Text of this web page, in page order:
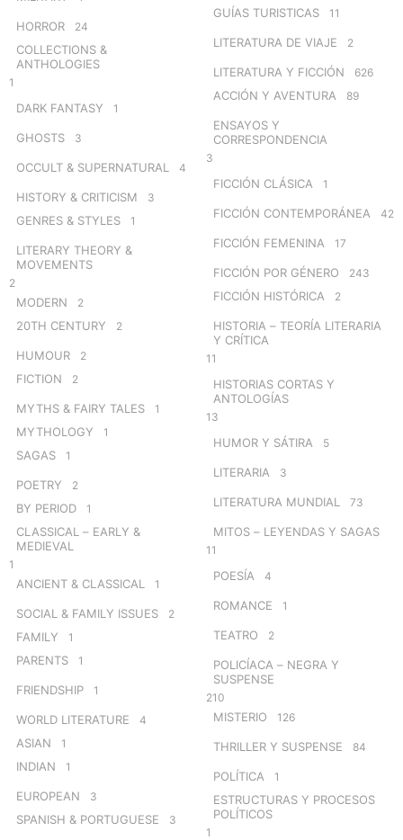
HORROR 24
COLLECTIONS &
ANTHOLOGIES
1
DARK FANTASY 1
GHOSTS 3
OCCULT & SUPERNATURAL 4
HISTORY & CRITICISM 3
GENRES & STYLES 1
LITERARY THEORY &
MOVEMENTS
2
MODERN 2
20TH CENTURY 2
HUMOUR 2
FICTION 2
MYTHS & FAIRY TALES 1
MYTHOLOGY 1
SAGAS 1
POETRY 2
BY PERIOD 1
CLASSICAL – EARLY &
MEDIEVAL
1
ANCIENT & CLASSICAL 1
SOCIAL & FAMILY ISSUES 2
FAMILY 1
PARENTS 1
FRIENDSHIP 1
WORLD LITERATURE 4
ASIAN 1
INDIAN 1
EUROPEAN 3
SPANISH & PORTUGUESE 3
GUÍAS TURISTICAS 11
LITERATURA DE VIAJE 2
LITERATURA Y FICCIÓN 626
ACCIÓN Y AVENTURA 89
ENSAYOS Y
CORRESPONDENCIA
3
FICCIÓN CLÁSICA 1
FICCIÓN CONTEMPORÁNEA 42
FICCIÓN FEMENINA 17
FICCIÓN POR GÉNERO 243
FICCIÓN HISTÓRICA 2
HISTORIA – TEORÍA LITERARIA
Y CRÍTICA
11
HISTORIAS CORTAS Y
ANTOLOGÍAS
13
HUMOR Y SÁTIRA 5
LITERARIA 3
LITERATURA MUNDIAL 73
MITOS – LEYENDAS Y SAGAS
11
POESÍA 4
ROMANCE 1
TEATRO 2
POLICÍACA – NEGRA Y
SUSPENSE
210
MISTERIO 126
THRILLER Y SUSPENSE 84
POLÍTICA 1
ESTRUCTURAS Y PROCESOS
POLÍTICOS
1